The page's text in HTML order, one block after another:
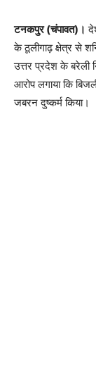
टनकपुर (चंपावत)।
के ठूलीगाढ़ क्षेत्र से
उत्तर प्रदेश के बरेली
आरोप लगाया कि
जबरन दुष्कर्म किया।